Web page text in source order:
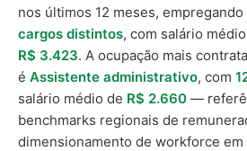
nos últimos 12 meses,
cargos distintos, com salário
R$ 3.423. A ocupação mais
é Assistente administrativo, com
salário médio de R$ 2.660 —
benchmarks regionais de
dimensionamento de workforce